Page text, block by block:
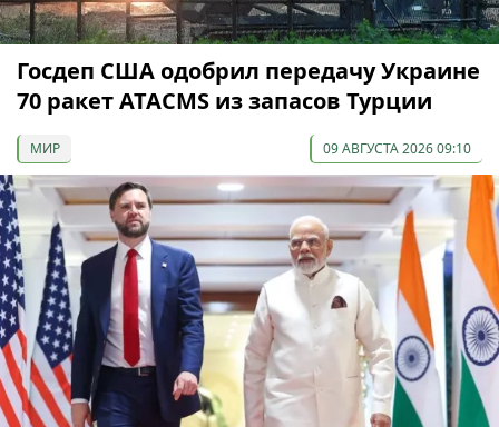
Госдеп США одобрил передачу Украине
70 ракет ATACMS из запасов Турции
МИР 09 АВГУСТА 2026 09:10